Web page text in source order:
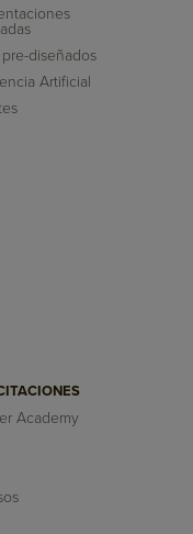
diseñados
Artificial
Academy